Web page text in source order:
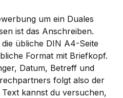
um ein Duales
ist das Anschreiben.
übliche DIN A4-Seite
Format mit Briefkopf.
Datum, Betreff und
folgt also der
kannst du versuchen,